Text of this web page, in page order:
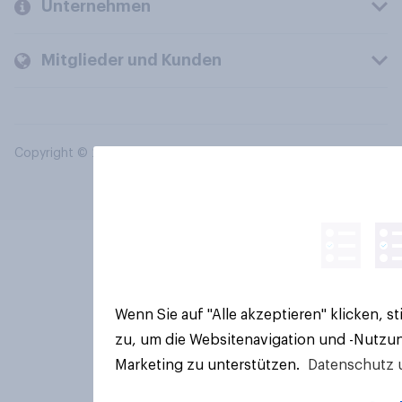
Unternehmen
Mitglieder und Kunden
Copyright © 2026 YouGov PLC. Alle Rechte vorbehalten.
Wenn Sie auf "Alle akzeptieren" klicken,
zu, um die Websitenavigation und -
Marketing zu unterstützen.
Datenschutz